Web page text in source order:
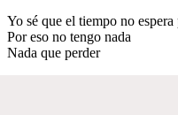
Yo sé que el tiempo no
Por eso no tengo nada
Nada que perder